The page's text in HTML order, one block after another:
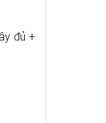
đủ +